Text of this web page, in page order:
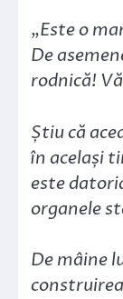
„Este o
De
rodnică!
Știu că
în același
este
organele
De mâine